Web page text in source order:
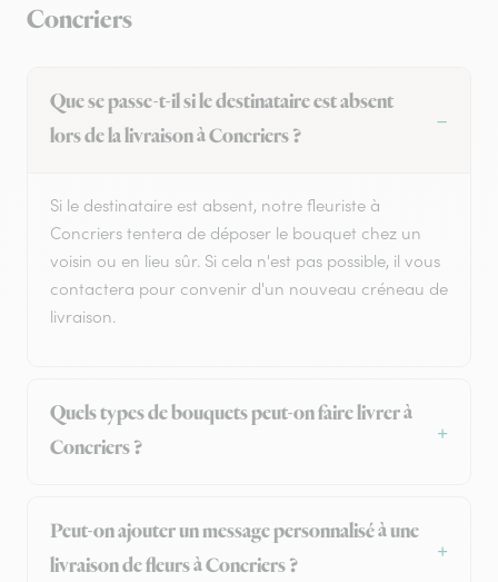
Concriers
Que se passe-t-il si le destinataire est absent
lors de la livraison à Concriers ?
Si le destinataire est absent, notre fleuriste à
Concriers tentera de déposer le bouquet chez un
voisin ou en lieu sûr. Si cela n'est pas possible, il vous
contactera pour convenir d'un nouveau créneau de
livraison.
Quels types de bouquets peut-on faire livrer à
Concriers ?
Peut-on ajouter un message personnalisé à une
livraison de fleurs à Concriers ?